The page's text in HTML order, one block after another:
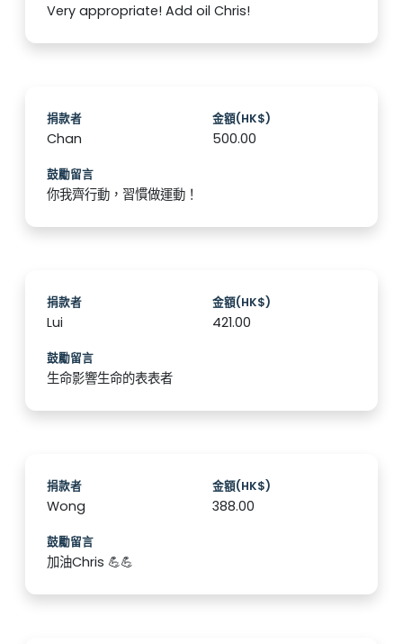
Very appropriate! Add oil Chris!
捐款者
Chan
金額(HK$)
500.00
鼓勵留言
你我齊行動，習慣做運動！
捐款者
Lui
金額(HK$)
421.00
鼓勵留言
生命影響生命的表表者
捐款者
Wong
金額(HK$)
388.00
鼓勵留言
加油Chris 💪💪